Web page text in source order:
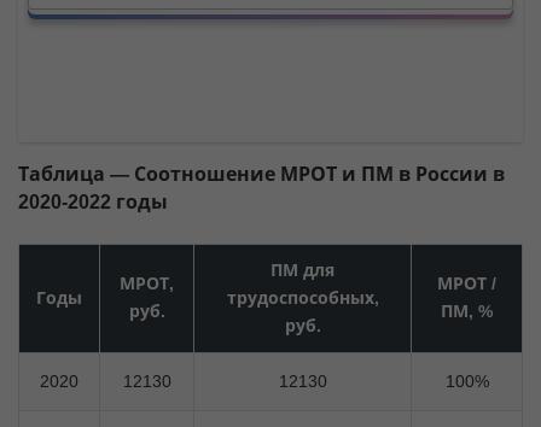
Таблица — Соотношение МРОТ и ПМ в России в
2020-2022 годы
Годы
МРОТ,
руб.
ПМ для
трудоспособных,
руб.
МРОТ /
ПМ, %
2020 12130 12130 100%